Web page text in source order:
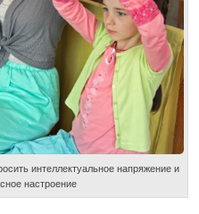
интеллектуальное напряжение и
настроение